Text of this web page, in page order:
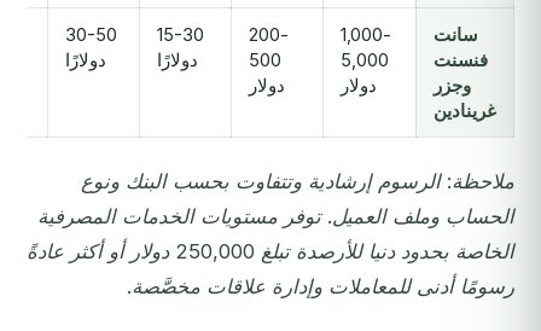
سانت
فنسنت
وجزر
غرينادين
1,000-
5,000
دولار
200-
500
دولار
15-30
دولارًا
30-50
دولارًا
ملاحظة: الرسوم إرشادية وتتفاوت بحسب البنك ونوع
الحساب وملف العميل. توفر مستويات الخدمات المصرفية
الخاصة بحدود دنيا للأرصدة تبلغ 250,000 دولار أو أكثر عادةً
رسومًا أدنى للمعاملات وإدارة علاقات مخصَّصة.